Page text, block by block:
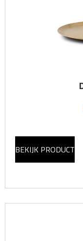
BEKIJK PRODUCT